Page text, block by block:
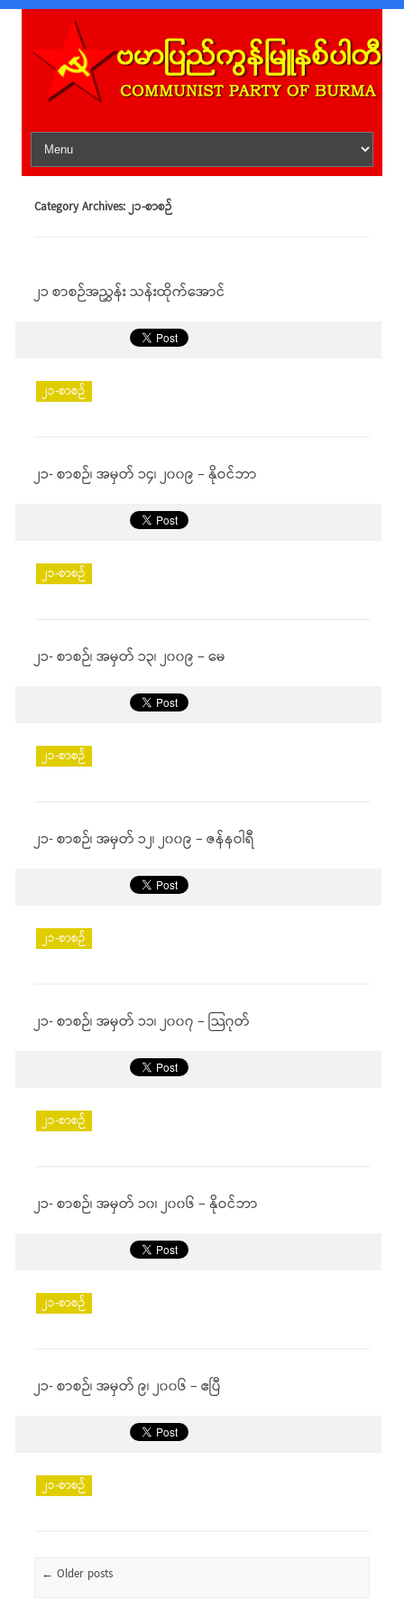
Skip to content
Category Archives: ၂၁-စာစဉ်
၂၁ စာစဉ်အညွှန်း သန်းထိုက်အောင်
၂၁-စာစဉ်
၂၁- စာစဉ်၊ အမှတ် ၁၄၊ ၂၀၀၉ – နိုဝင်ဘာ
၂၁-စာစဉ်
၂၁- စာစဉ်၊ အမှတ် ၁၃၊ ၂၀၀၉ – မေ
၂၁-စာစဉ်
၂၁- စာစဉ်၊ အမှတ် ၁၂၊ ၂၀၀၉ – ဇန်နဝါရီ
၂၁-စာစဉ်
၂၁- စာစဉ်၊ အမှတ် ၁၁၊ ၂၀၀၇ – သြဂုတ်
၂၁-စာစဉ်
၂၁- စာစဉ်၊ အမှတ် ၁၀၊ ၂၀၀၆ – နိုဝင်ဘာ
၂၁-စာစဉ်
၂၁- စာစဉ်၊ အမှတ် ၉၊ ၂၀၀၆ – ဧပြီ
၂၁-စာစဉ်
Post navigation
← Older posts